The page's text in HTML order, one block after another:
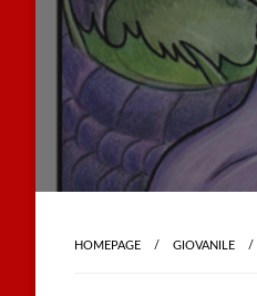
HOMEPAGE GIOVANILE